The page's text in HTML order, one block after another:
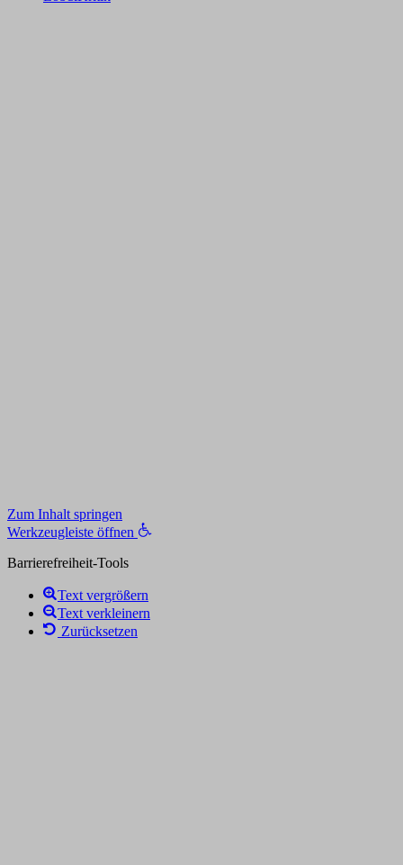
Zum Inhalt springen
Werkzeugleiste öffnen
Barrierefreiheit-Tools
Text vergrößern
Text verkleinern
Zurücksetzen